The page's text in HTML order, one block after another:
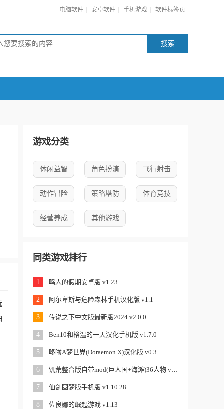
电脑软件 | 安卓软件 | 手机游戏 | 软件标签页
游戏分类
休闲益智 角色扮演 飞行射击
动作冒险 策略塔防 体育竞技
经营养成 其他游戏
同类游戏排行
1 鸣人的假期安卓版 v1.23
2 阿尔卑斯与危险森林手机汉化版 v1.1
3 传说之下中文版最新版2024 v2.0.0
4 Ben10和格温的一天汉化手机版 v1.7.0
5 哆啦A梦世界(Doraemon X)汉化版 v0.3
6 饥荒整合版自带mod(巨人国+海滩)36人物 v1.27.12.24
7 仙剑圆梦版手机版 v1.10.28
8 佐良娜的崛起游戏 v1.13